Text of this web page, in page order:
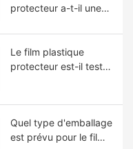
protecteur a-t-il une
Le film plastique
protecteur est-il testé
Quel type d'emballage
est prévu pour le film